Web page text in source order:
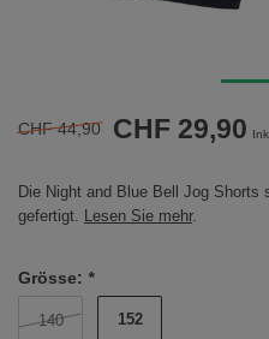
CHF 44,90 CHF 29,90
Die Night and Blue Bell Jog
gefertigt. Lesen Sie mehr.
Grösse: *
140 152